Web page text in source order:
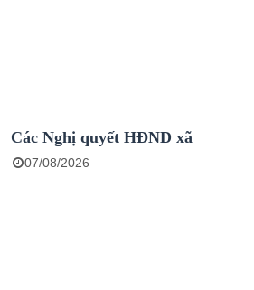
Các Nghị quyết HĐND xã
07/08/2026